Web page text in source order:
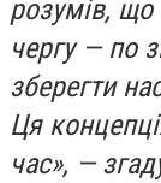
розумів,
чергу — по
зберегти
Ця
час», —